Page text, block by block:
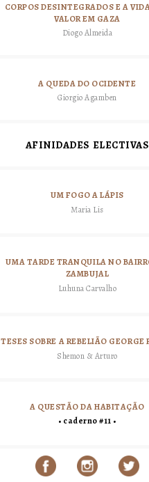
CORPOS DESINTEGRADOS E A
VALOR EM GAZA
Diogo Almeida
A QUEDA DO OCIDENTE
Giorgio Agamben
AFINIDADES ELECTIVAS
UM FOGO A LÁPIS
Maria Lis
UMA TARDE TRANQUILA NO
ZAMBUJAL
Luhuna Carvalho
TESES SOBRE A REBELIÃO GEORGE
Shemon & Arturo
A QUESTÃO DA HABITAÇÃO
• caderno #11 •